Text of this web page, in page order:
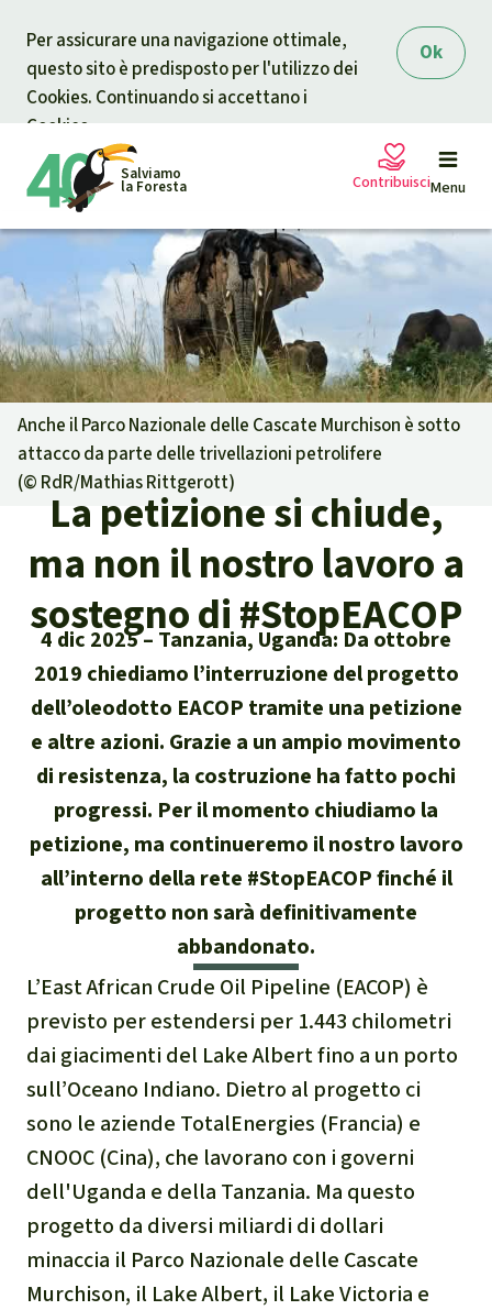
Ok
Per assicurare una navigazione ottimale,
questo sito è predisposto per l'utilizzo dei
Cookies. Continuando si accettano i
Cookies.
Salviamo
la Foresta Menu
Petizioni
Progetti
Informazioni
Informati
Attualità
Risultati
Temi principali
Foresta tropicale
Biomassa e Bioenergia
Legno Tropicale
Olio di palma
Allevamenti industriali
Biodiversità
Landgrabbing
Difensori e Difensore
MDL
Soia
Chimalapas
Incendi
Chi siamo
Chi siamo
40 anni di Salviamo la Foresta
Contattaci
Trasparenza
Sede legale
Cerca
Italiano
Deutsch
English
Español
Français
Português
Indonesia
Contribuisci
La tua donazione aiuta
Sostieni Salviamo la Foresta
Donazione urgente
Donazione per una causa specifica
Protezione degli animali
Difensore e difensori delle foreste
In difesa della foresta
Donazione per una regione
particolare
America Latina
Africa
Sud-est asiatico
Anche il Parco Nazionale delle Cascate Murchison è sotto
attacco da parte delle trivellazioni petrolifere
(© RdR/Mathias Rittgerott)
La petizione si chiude,
ma non il nostro lavoro a
sostegno di #StopEACOP
4 dic 2025
Tanzania, Uganda: Da ottobre
2019 chiediamo l’interruzione del progetto
dell’oleodotto EACOP tramite una petizione
e altre azioni. Grazie a un ampio movimento
di resistenza, la costruzione ha fatto pochi
progressi. Per il momento chiudiamo la
petizione, ma continueremo il nostro lavoro
all’interno della rete #StopEACOP finché il
progetto non sarà definitivamente
abbandonato.
L’East African Crude Oil Pipeline (EACOP) è
previsto per estendersi per 1.443 chilometri
dai giacimenti del Lake Albert fino a un porto
sull’Oceano Indiano. Dietro al progetto ci
sono le aziende TotalEnergies (Francia) e
CNOOC (Cina), che lavorano con i governi
dell'Uganda e della Tanzania. Ma questo
progetto da diversi miliardi di dollari
minaccia il Parco Nazionale delle Cascate
Murchison, il Lake Albert, il Lake Victoria e